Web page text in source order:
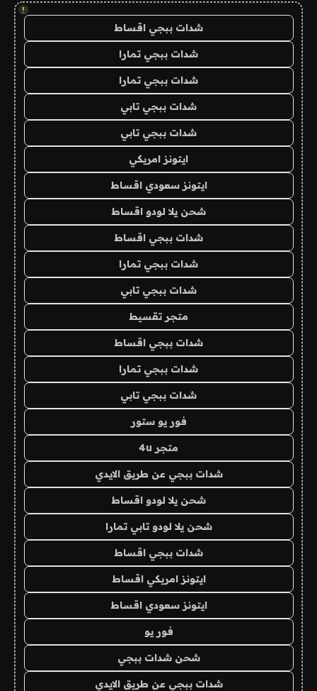
!
شدات ببجي اقساط
شدات ببجي تمارا
شدات ببجي تمارا
شدات ببجي تابي
شدات ببجي تابي
ايتونز امريكي
ايتونز سعودي اقساط
شحن يلا لودو اقساط
شدات ببجي اقساط
شدات ببجي تمارا
شدات ببجي تابي
متجر تقسيط
شدات ببجي اقساط
شدات ببجي تمارا
شدات ببجي تابي
فور يو ستور
متجر 4u
شدات ببجي عن طريق الايدي
شحن يلا لودو اقساط
شحن يلا لودو تابي تمارا
شدات ببجي اقساط
ايتونز امريكي اقساط
ايتونز سعودي اقساط
فور يو
شحن شدات ببجي
شدات ببجي عن طريق الايدي